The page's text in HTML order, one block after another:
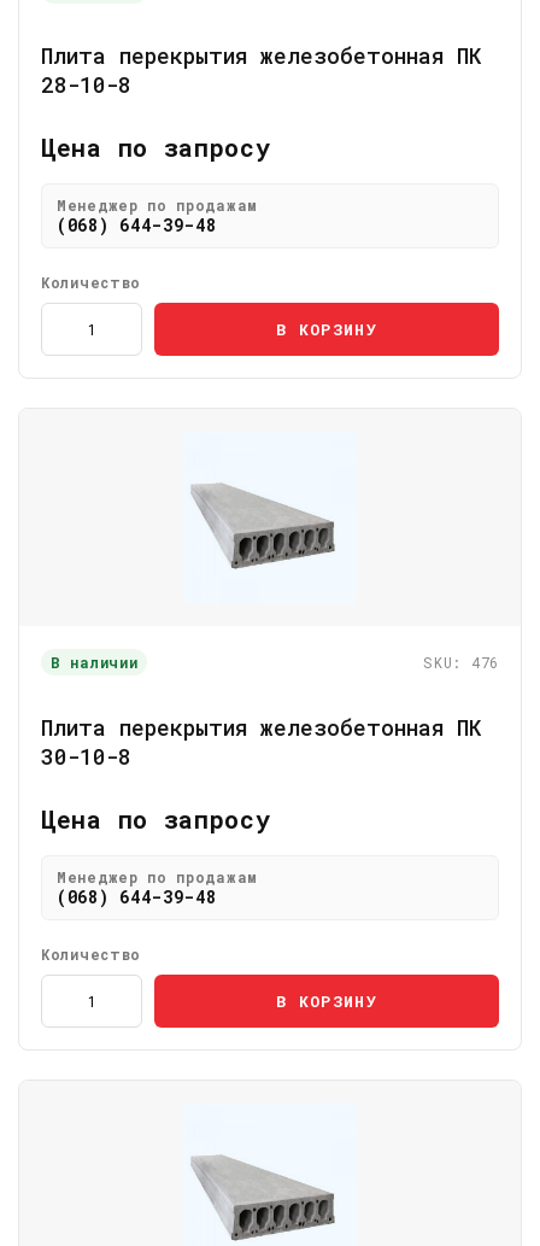
Плита перекрытия железобетонная ПК
28-10-8
Цена по запросу
Менеджер по продажам
(068) 644-39-48
Количество
В КОРЗИНУ
В наличии SKU: 476
Плита перекрытия железобетонная ПК
30-10-8
Цена по запросу
Менеджер по продажам
(068) 644-39-48
Количество
В КОРЗИНУ